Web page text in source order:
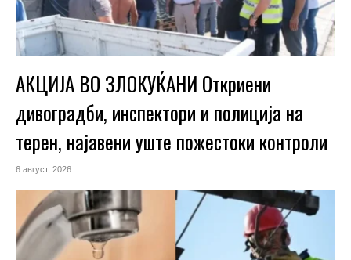
АКЦИЈА ВО ЗЛОКУЌАНИ Откриени
дивоградби, инспектори и полиција на
терен, најавени уште пожестоки контроли
6 август, 2026